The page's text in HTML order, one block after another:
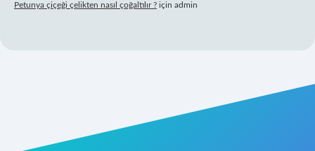
Petunya çiçeği çelikten nasıl çoğaltılır ? için admin